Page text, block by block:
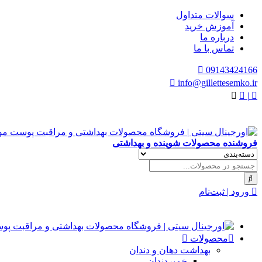
سوالات متداول
آموزش خرید
درباره ما
تماس با ما
09143424166
info@gillettesemko.ir
|
فروشنده محصولات شوینده و بهداشتی
ورود | ثبت‌نام
محصولات
بهداشت دهان و دندان